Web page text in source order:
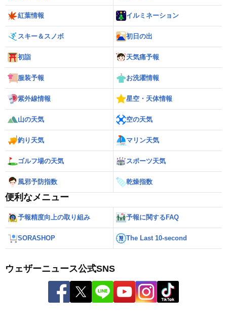
紅葉情報 イルミネーション
スキー＆スノボ 初日の出
初詣 天気痛予報
服装予報 お洗濯情報
紫外線情報 星空・天体情報
山の天気 空の天気
釣り天気 マリン天気
ゴルフ場の天気 スポーツ天気
風邪予防指数 乾燥指数
便利なメニュー
予報精度向上の取り組み 予報に関するFAQ
SORASHOP The Last 10-second
ウェザーニュース公式SNS